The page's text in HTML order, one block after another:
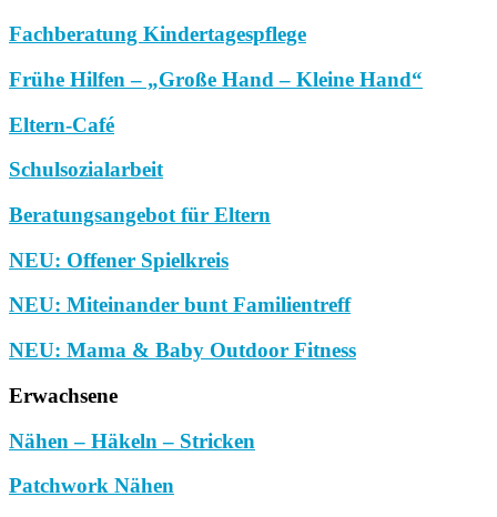
Fachberatung Kindertagespflege
Frühe Hilfen – „Große Hand – Kleine Hand“
Eltern-Café
Schulsozialarbeit
Beratungsangebot für Eltern
NEU: Offener Spielkreis
NEU: Miteinander bunt Familientreff
NEU: Mama & Baby Outdoor Fitness
Erwachsene
Nähen – Häkeln – Stricken
Patchwork Nähen